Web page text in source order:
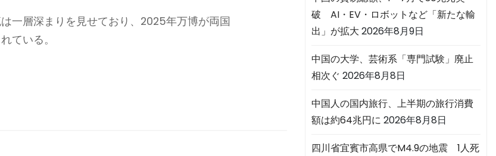
一層深まりを見せており、2025年万博が両国
ている。
破 AI・EV・ロボットなど「新たな輸
出」が拡大 2026年8月9日
中国の大学、芸術系「専門試験」廃止
相次ぐ 2026年8月8日
中国人の国内旅行、上半期の旅行消費
額は約64兆円に 2026年8月8日
四川省宜賓市高県でM4.9の地震 1人死